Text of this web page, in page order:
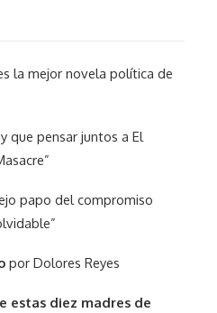
la mejor novela política de
que pensar juntos a El
papo del compromiso
por Dolores Reyes
estas diez madres de